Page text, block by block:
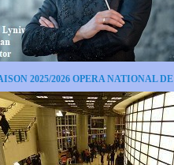
2025/2026 OPERA NATIONAL